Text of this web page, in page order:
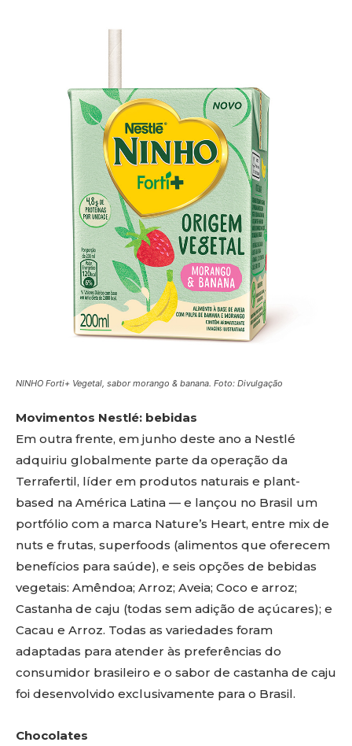
NINHO Forti+ Vegetal, sabor morango & banana. Foto: Divulgação
Movimentos Nestlé: bebidas
Em outra frente, em junho deste ano a Nestlé
adquiriu globalmente parte da operação da
Terrafertil, líder em produtos naturais e plant-
based na América Latina — e lançou no Brasil um
portfólio com a marca Nature’s Heart, entre mix de
nuts e frutas, superfoods (alimentos que oferecem
benefícios para saúde), e seis opções de bebidas
vegetais: Amêndoa; Arroz; Aveia; Coco e arroz;
Castanha de caju (todas sem adição de açúcares); e
Cacau e Arroz. Todas as variedades foram
adaptadas para atender às preferências do
consumidor brasileiro e o sabor de castanha de caju
foi desenvolvido exclusivamente para o Brasil.
Chocolates